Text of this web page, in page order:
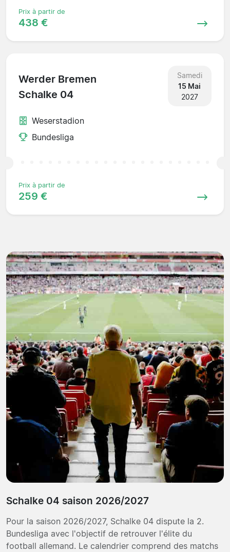
Prix à partir de
438 €
Werder Bremen
Schalke 04
Samedi
15 Mai
2027
Weserstadion
Bundesliga
Prix à partir de
259 €
Schalke 04 saison 2026/2027
Pour la saison 2026/2027, Schalke 04 dispute la 2.
Bundesliga avec l'objectif de retrouver l'élite du
football allemand. Le calendrier comprend des matchs